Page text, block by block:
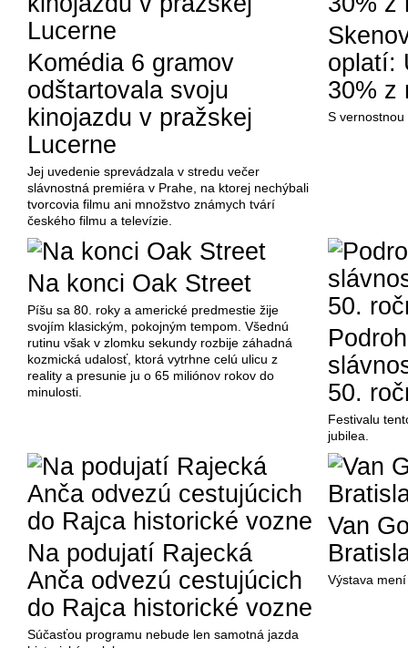
Komédia 6 gramov
odštartovala svoju
kinojazdu v pražskej
Lucerne
Jej uvedenie sprevádzala v stredu večer
slávnostná premiéra v Prahe, na ktorej nechýbali
tvorcovia filmu ani množstvo známych tvárí
českého filmu a televízie.
oplatí:
30% z
S
Na konci Oak Street
Píšu sa 80. roky a americké predmestie žije
svojím klasickým, pokojným tempom. Všednú
rutinu však v zlomku sekundy rozbije záhadná
kozmická udalosť, ktorá vytrhne celú ulicu z
reality a presunie ju o 65 miliónov rokov do
minulosti.
50.
Festivalu
jubilea.
Na podujatí Rajecká
Anča odvezú cestujúcich
do Rajca historické vozne
Súčasťou programu nebude len samotná jazda
Van
Výstava